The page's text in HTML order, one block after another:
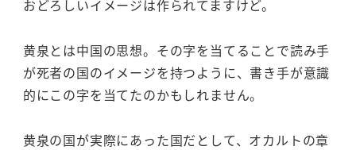
おどろしいイメージは作られてますけど。
黄泉とは中国の思想。その字を当てることで読み手
が死者の国のイメージを持つように、書き手が意識
的にこの字を当てたのかもしれません。
黄泉の国が実際にあった国だとして、オカルトの章